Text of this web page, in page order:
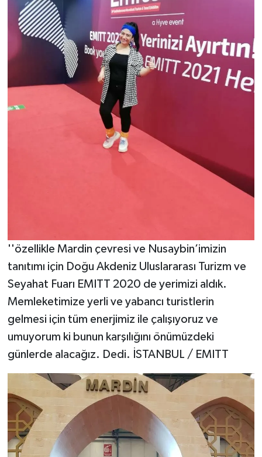
''özellikle Mardin çevresi ve Nusaybin’imizin
tanıtımı için Doğu Akdeniz Uluslararası Turizm ve
Seyahat Fuarı EMITT 2020 de yerimizi aldık.
Memleketimize yerli ve yabancı turistlerin
gelmesi için tüm enerjimiz ile çalışıyoruz ve
umuyorum ki bunun karşılığını önümüzdeki
günlerde alacağız. Dedi. İSTANBUL / EMITT